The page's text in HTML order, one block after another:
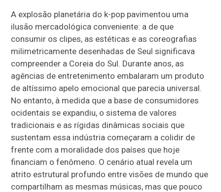
A explosão planetária do k-pop pavimentou uma
ilusão mercadológica conveniente: a de que
consumir os clipes, as estéticas e as coreografias
milimetricamente desenhadas de Seul significava
compreender a Coreia do Sul. Durante anos, as
agências de entretenimento embalaram um produto
de altíssimo apelo emocional que parecia universal.
No entanto, à medida que a base de consumidores
ocidentais se expandiu, o sistema de valores
tradicionais e as rígidas dinâmicas sociais que
sustentam essa indústria começaram a colidir de
frente com a moralidade dos países que hoje
financiam o fenômeno. O cenário atual revela um
atrito estrutural profundo entre visões de mundo que
compartilham as mesmas músicas, mas que pouco